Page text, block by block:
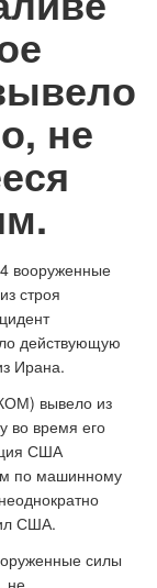
не
вооруженные
строя
действующую
Ирана.
вывело из
во время его
США
по машинному
США.
силы
не